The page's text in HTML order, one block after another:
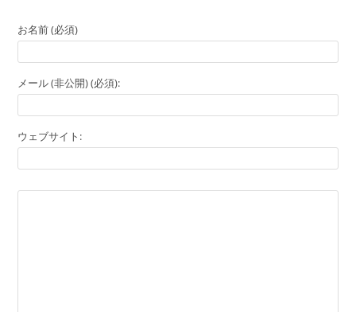
お名前 (必須)
メール (非公開) (必須):
ウェブサイト: